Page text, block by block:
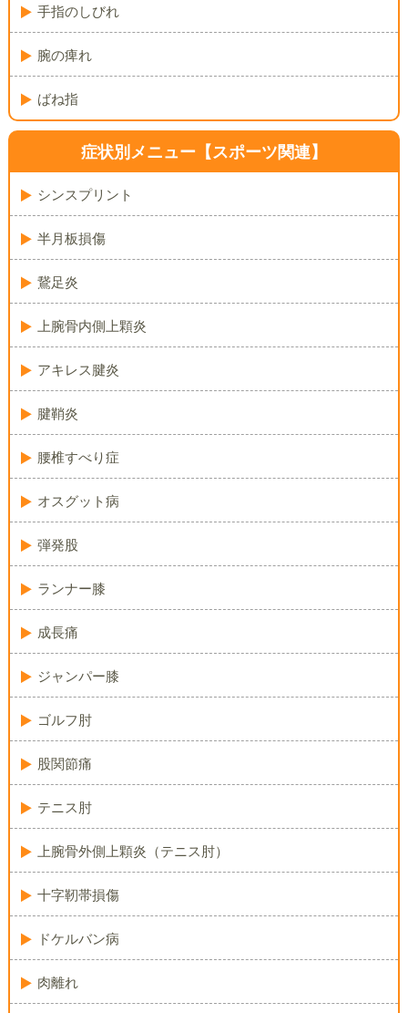
手指のしびれ
腕の痺れ
ばね指
症状別メニュー 【スポーツ関連】
シンスプリント
半月板損傷
鵞足炎
上腕骨内側上顆炎
アキレス腱炎
腱鞘炎
腰椎すべり症
オスグット病
弾発股
ランナー膝
成長痛
ジャンパー膝
ゴルフ肘
股関節痛
テニス肘
上腕骨外側上顆炎（テニス肘）
十字靭帯損傷
ドケルバン病
肉離れ